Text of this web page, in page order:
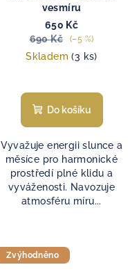
vesmíru
650 Kč
690 Kč
(–5 %)
Skladem(3 ks)
Do košíku
Vyvažuje energii slunce a
měsíce pro harmonické
prostředí plné klidu a
vyváženosti. Navozuje
atmosféru míru...
Zvýhodněno